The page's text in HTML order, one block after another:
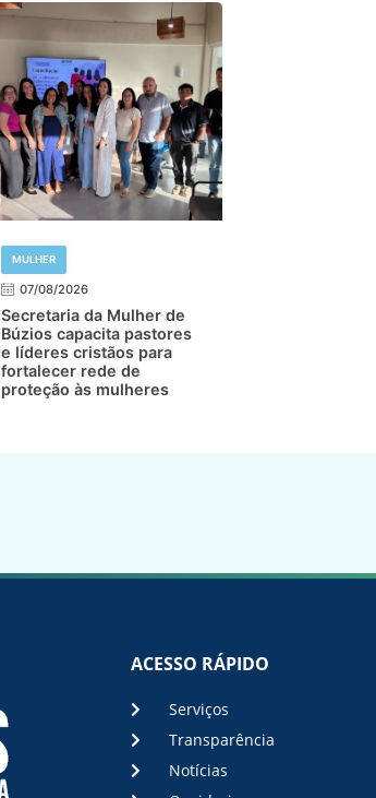
MULHER
07/08/2026
Secretaria da Mulher de
Búzios capacita pastores
e líderes cristãos para
fortalecer rede de
proteção às mulheres
ACESSO RÁPIDO
Serviços
Transparência
Notícias